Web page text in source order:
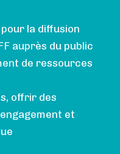
la diffusion
auprès du public
de ressources
offrir des
et